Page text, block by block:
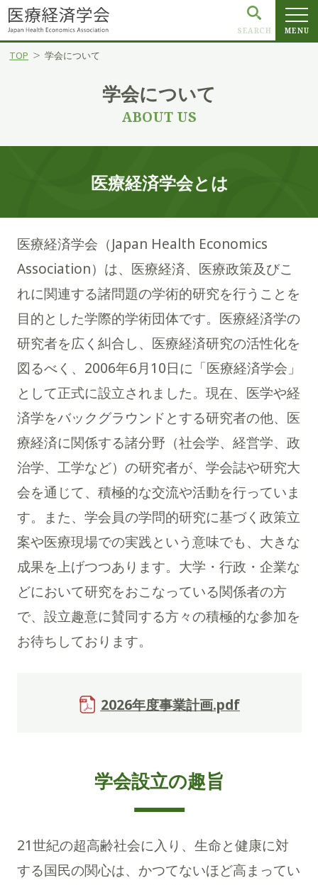
SEARCH MENU
学会について
ABOUT US
TOP 学会について
医療経済学会とは
医療経済学会（Japan Health Economics
Association）は、医療経済、医療政策及びこ
れに関連する諸問題の学術的研究を行うことを
目的とした学際的学術団体です。医療経済学の
研究者を広く糾合し、医療経済研究の活性化を
図るべく、2006年6月10日に「医療経済学会」
として正式に設立されました。現在、医学や経
済学をバックグラウンドとする研究者の他、医
療経済に関係する諸分野（社会学、経営学、政
治学、工学など）の研究者が、学会誌や研究大
会を通じて、積極的な交流や活動を行っていま
す。また、学会員の学問的研究に基づく政策立
案や医療現場での実践という意味でも、大きな
成果を上げつつあります。大学・行政・企業な
どにおいて研究をおこなっている関係者の方
で、設立趣意に賛同する方々の積極的な参加を
お待ちしております。
2026年度事業計画.pdf
学会設立の趣旨
21世紀の超高齢社会に入り、生命と健康に対
する国民の関心は、かつてないほど高まってい